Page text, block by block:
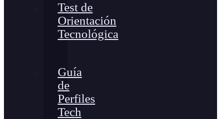
Test de
Orientación
Tecnológica
Guía
de
Perfiles
Tech